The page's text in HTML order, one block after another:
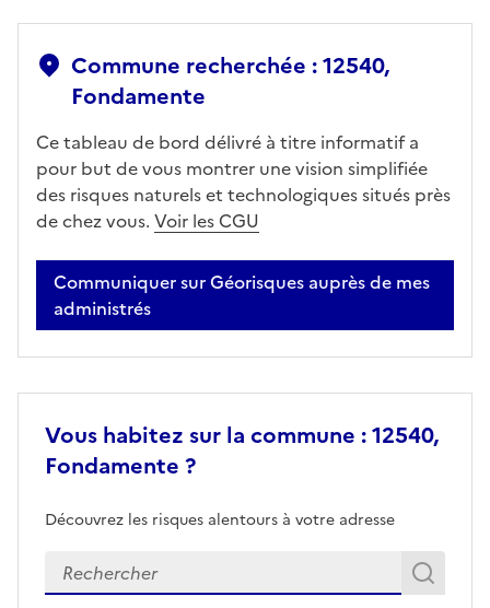
Commune recherchée : 12540,
Fondamente
Ce tableau de bord délivré à titre informatif a
pour but de vous montrer une vision simplifiée
des risques naturels et technologiques situés près
de chez vous. Voir les CGU
Communiquer sur Géorisques auprès de mes
administrés
Vous habitez sur la commune : 12540,
Fondamente ?
Découvrez les risques alentours à votre adresse
Veuillez renseigner votre adresse exacte